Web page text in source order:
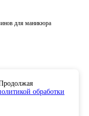
для маникюра
обработки